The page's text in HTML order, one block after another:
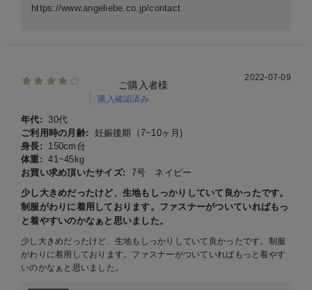
https://www.angeliebe.co.jp/contact
ご購入者様
購入確認済み
2022-07-09
年代:
30代
ご利用時の月齢:
妊娠後期（7~10ヶ月)
身長:
150cm台
体重: 41~45kg
お買い求め頂いたサイズ:
7号 ネイビー
少し大きめだったけど、生地もしっかりしていて良かったです。
制服がわりに着用しております。ファスナーがついていればもっ
と着やすいのかなぁと思いました。
少し大きめだったけど、生地もしっかりしていて良かったです。制服
がわりに着用しております。ファスナーがついていればもっと着やす
いのかなぁと思いました。